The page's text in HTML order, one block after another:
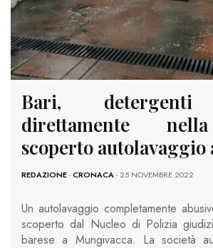
Bari, detergenti
direttamente
scoperto autolavaggio
REDAZIONE-CRONACA- 25 NOVEMBRE 2022
Un autolavaggio completamente
scoperto dal Nucleo di Polizia
barese a Mungivacca. La società